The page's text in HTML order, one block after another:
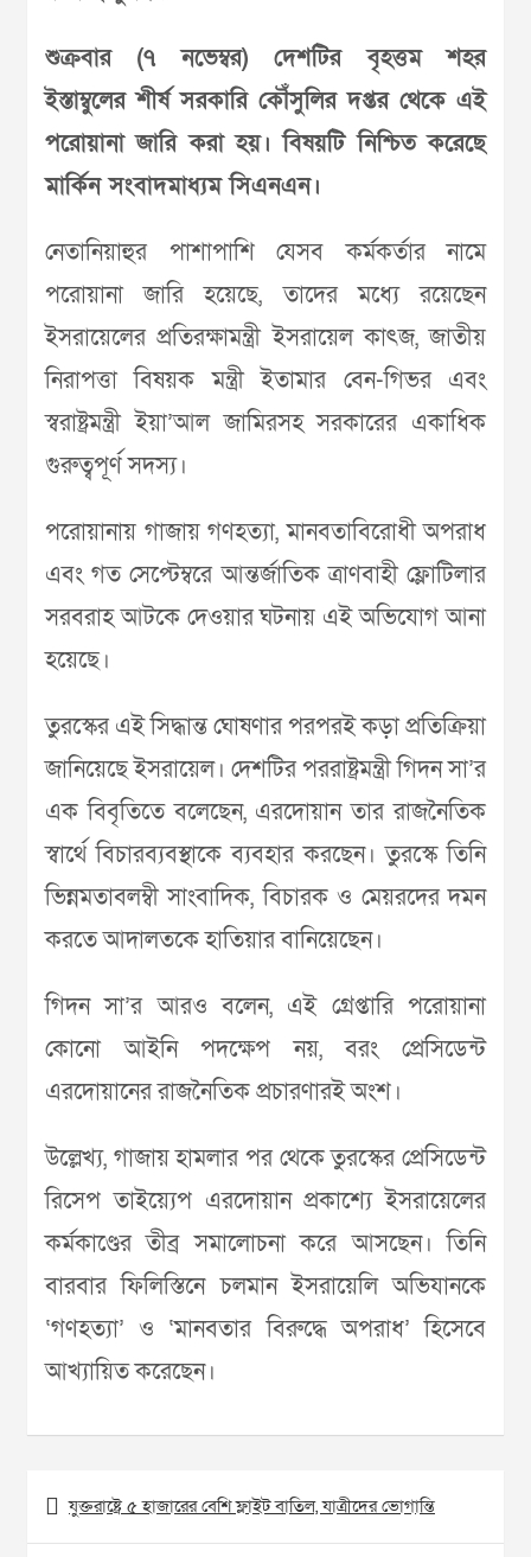
শুক্রবার (৭ নভেম্বর) দেশটির বৃহত্তম শহর
ইস্তাম্বুলের শীর্ষ সরকারি কৌঁসুলির দপ্তর থেকে এই
পরোয়ানা জারি করা হয়। বিষয়টি নিশ্চিত করেছে
মার্কিন সংবাদমাধ্যম সিএনএন।
নেতানিয়াহুর পাশাপাশি যেসব কর্মকর্তার নামে
পরোয়ানা জারি হয়েছে, তাদের মধ্যে রয়েছেন
ইসরায়েলের প্রতিরক্ষামন্ত্রী ইসরায়েল কাৎজ, জাতীয়
নিরাপত্তা বিষয়ক মন্ত্রী ইতামার বেন-গিভর এবং
স্বরাষ্ট্রমন্ত্রী ইয়া’আল জামিরসহ সরকারের একাধিক
গুরুত্বপূর্ণ সদস্য।
পরোয়ানায় গাজায় গণহত্যা, মানবতাবিরোধী অপরাধ
এবং গত সেপ্টেম্বরে আন্তর্জাতিক ত্রাণবাহী ফ্লোটিলার
সরবরাহ আটকে দেওয়ার ঘটনায় এই অভিযোগ আনা
হয়েছে।
তুরস্কের এই সিদ্ধান্ত ঘোষণার পরপরই কড়া প্রতিক্রিয়া
জানিয়েছে ইসরায়েল। দেশটির পররাষ্ট্রমন্ত্রী গিদন সা’র
এক বিবৃতিতে বলেছেন, এরদোয়ান তার রাজনৈতিক
স্বার্থে বিচারব্যবস্থাকে ব্যবহার করছেন। তুরস্কে তিনি
ভিন্নমতাবলম্বী সাংবাদিক, বিচারক ও মেয়রদের দমন
করতে আদালতকে হাতিয়ার বানিয়েছেন।
গিদন সা’র আরও বলেন, এই গ্রেপ্তারি পরোয়ানা
কোনো আইনি পদক্ষেপ নয়, বরং প্রেসিডেন্ট
এরদোয়ানের রাজনৈতিক প্রচারণারই অংশ।
উল্লেখ্য, গাজায় হামলার পর থেকে তুরস্কের প্রেসিডেন্ট
রিসেপ তাইয়্যেপ এরদোয়ান প্রকাশ্যে ইসরায়েলের
কর্মকাণ্ডের তীব্র সমালোচনা করে আসছেন। তিনি
বারবার ফিলিস্তিনে চলমান ইসরায়েলি অভিযানকে
‘গণহত্যা’ ও ‘মানবতার বিরুদ্ধে অপরাধ’ হিসেবে
আখ্যায়িত করেছেন।
Post
navigation
যুক্তরাষ্ট্রে ৫ হাজারের বেশি ফ্লাইট বাতিল, যাত্রীদের ভোগান্তি